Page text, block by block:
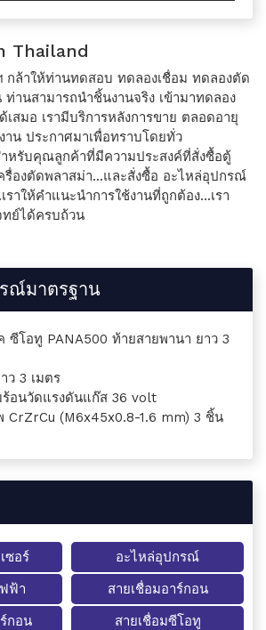
Thailand
กล้าให้ท่านทดสอบ ทดลองเชื่อม ทดลองตัด
ท่านสามารถนำชิ้นงานจริง เข้ามาทดลอง
เสมอ เรามีบริการหลังการขาย ตลอดอายุ
าน ประกาศมาเพื่อทราบโดยทั่ว
หรับคุณลูกค้าที่มีความประสงค์ที่สั่งซื้อตู้
รื่องตัดพลาสม่า...และสั่งซื้อ อะไหล่อุปกรณ์
ราให้คำแนะนำการใช้งานที่ถูกต้อง...เรา
ย์ได้ครบถ้วน
ณ์มาตรฐาน
ซีโอทู PANA500 ท้ายสายพานา ยาว 3
ว 3 เมตร
ร้อนวัดแรงดันแก๊ส 36 volt
CrZrCu (M6x45x0.8-1.6 mm) 3 ชิ้น
ซอร์
ฟ้า
กอน
อะไหล่อุปกรณ์
สายเชื่อมอาร์กอน
สายเชื่อมซีโอทู